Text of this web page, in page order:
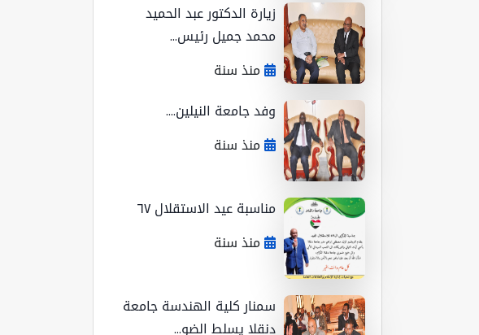
زيارة الدكتور عبد الحميد
محمد جميل رئيس...
منذ سنة
وفد جامعة النيلين....
منذ سنة
مناسبة عيد الاستقلال ٦٧
منذ سنة
سمنار كلية الهندسة جامعة
دنقلا يسلط الضو...